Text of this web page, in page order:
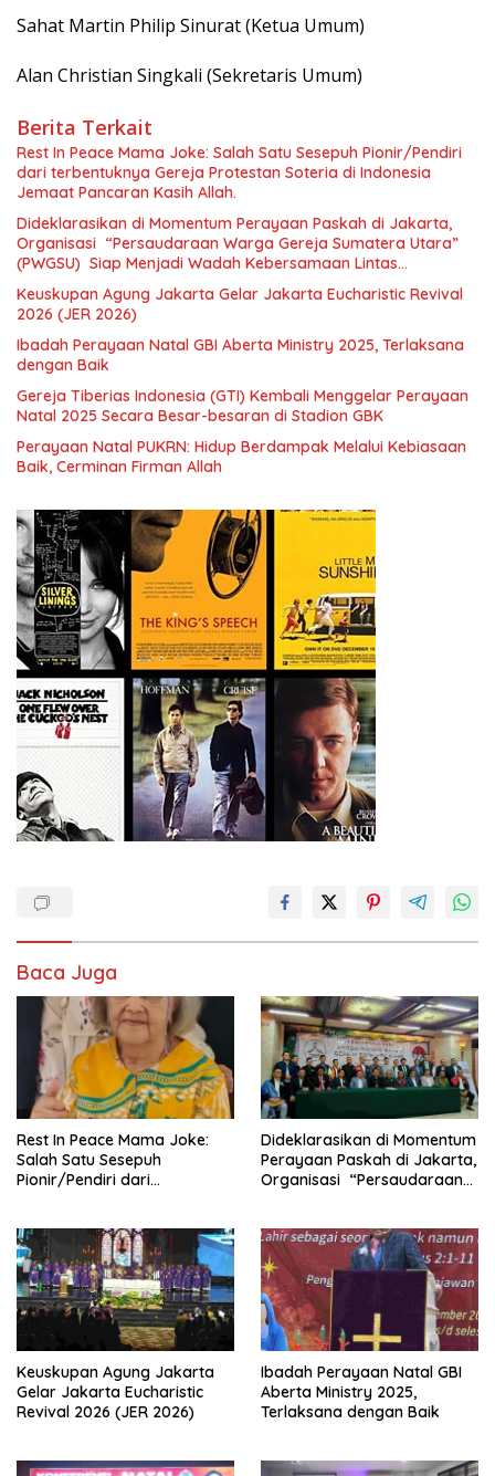
Sahat Martin Philip Sinurat (Ketua Umum)
Alan Christian Singkali (Sekretaris Umum)
Berita Terkait
Rest In Peace Mama Joke: Salah Satu Sesepuh Pionir/Pendiri
dari terbentuknya Gereja Protestan Soteria di Indonesia
Jemaat Pancaran Kasih Allah.
Dideklarasikan di Momentum Perayaan Paskah di Jakarta,
Organisasi “Persaudaraan Warga Gereja Sumatera Utara”
(PWGSU) Siap Menjadi Wadah Kebersamaan Lintas
Denominasi untuk Menghimpun Potensi Warga Gereja
Diaspora untuk Menjawab Tantangan Sosial Bangsa
Keuskupan Agung Jakarta Gelar Jakarta Eucharistic Revival
2026 (JER 2026)
Ibadah Perayaan Natal GBI Aberta Ministry 2025, Terlaksana
dengan Baik
Gereja Tiberias Indonesia (GTI) Kembali Menggelar Perayaan
Natal 2025 Secara Besar-besaran di Stadion GBK
Perayaan Natal PUKRN: Hidup Berdampak Melalui Kebiasaan
Baik, Cerminan Firman Allah
Baca Juga
Rest In Peace Mama Joke:
Salah Satu Sesepuh
Pionir/Pendiri dari
Indonesia Jemaat Pancaran
Kasih Allah.
Dideklarasikan di Momentum
Perayaan Paskah di Jakarta,
Organisasi “Persaudaraan
Menjadi Wadah
Kebersamaan Lintas
Denominasi untuk
Menghimpun Potensi Warga
Gereja Diaspora untuk
Menjawab Tantangan Sosial
Keuskupan Agung Jakarta
Gelar Jakarta Eucharistic
Revival 2026 (JER 2026)
Ibadah Perayaan Natal GBI
Aberta Ministry 2025,
Terlaksana dengan Baik